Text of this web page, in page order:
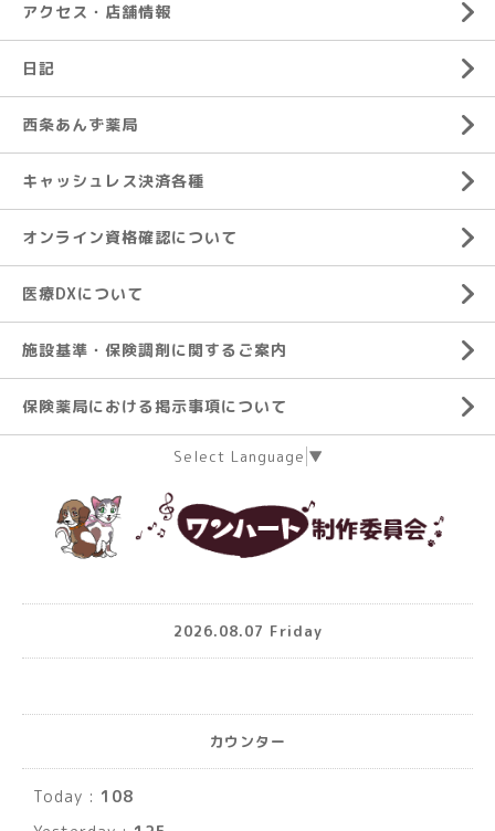
アクセス・店舗情報
日記
西条あんず薬局
キャッシュレス決済各種
オンライン資格確認について
医療DXについて
施設基準・保険調剤に関するご案内
保険薬局における掲示事項について
Select Language ▼
2026.08.07 Friday
カウンター
Today : 108